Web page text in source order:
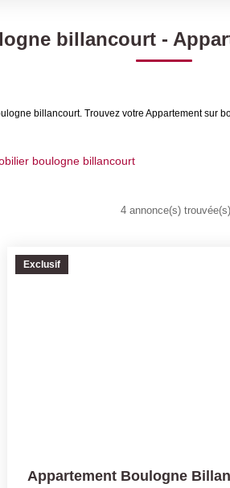
billancourt -
billancourt. Trouvez votre Appartement sur
boulogne billancourt
4 annonce(s) trouvée(s)
Exclusif